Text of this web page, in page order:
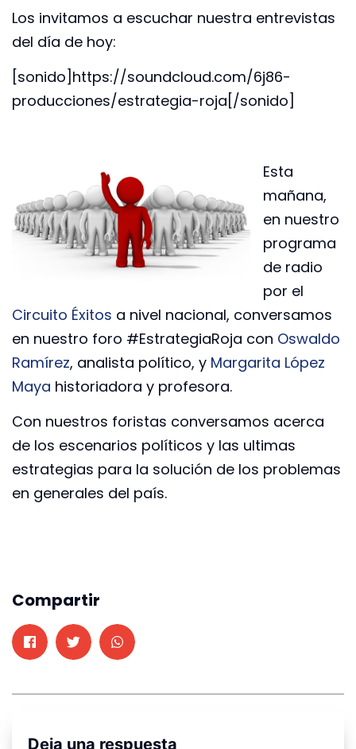
Los invitamos a escuchar nuestra entrevistas
del día de hoy:
[sonido]https://soundcloud.com/6j86-
producciones/estrategia-roja[/sonido]
Esta
mañana,
en nuestro
programa
de radio
por el
Circuito Éxitos a nivel nacional, conversamos
en nuestro foro #EstrategiaRoja con Oswaldo
Ramírez, analista político, y Margarita López
Maya historiadora y profesora.
Con nuestros foristas conversamos acerca
de los escenarios políticos y las ultimas
estrategias para la solución de los problemas
en generales del país.
Compartir
Deja una respuesta